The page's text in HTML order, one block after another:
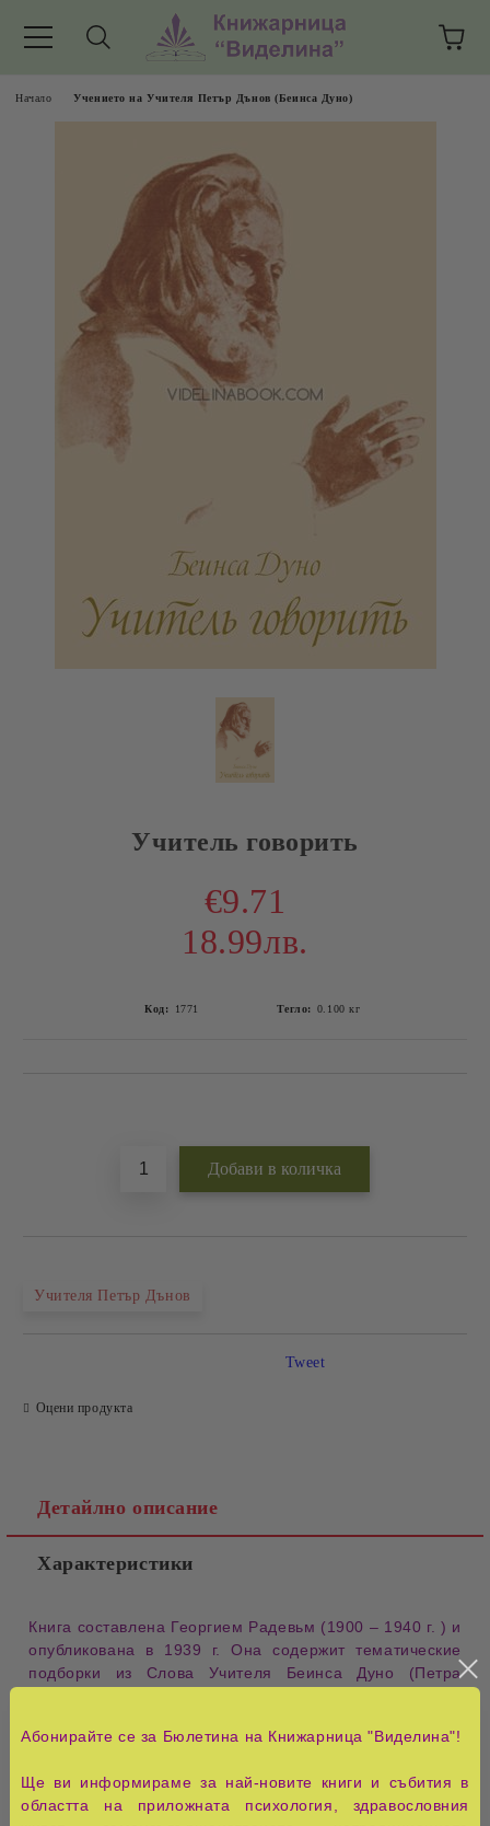
Начало Учението на Учителя Петър Дънов (Беинса Дуно)
Учитель говорить
€9.71
18.99лв.
Код: 1771 Тегло: 0.100 кг
Учителя Петър Дънов
Оцени продукта
Tweet
Детайлно описание
Характеристики
Книга составлена Георгием Радевьм (1900 – 1940 г. ) и
опубликована в 1939 г. Она содержит тематические
подборки из Слова Учителя Беинса Дуно (Петра
учении.
Абонирайте се за Бюлетина на Книжарница "Виделина"!
Ще ви информираме за най-новите книги и събития в
областта на приложната психология, здравословния